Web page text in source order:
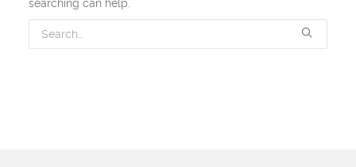
searching can help.